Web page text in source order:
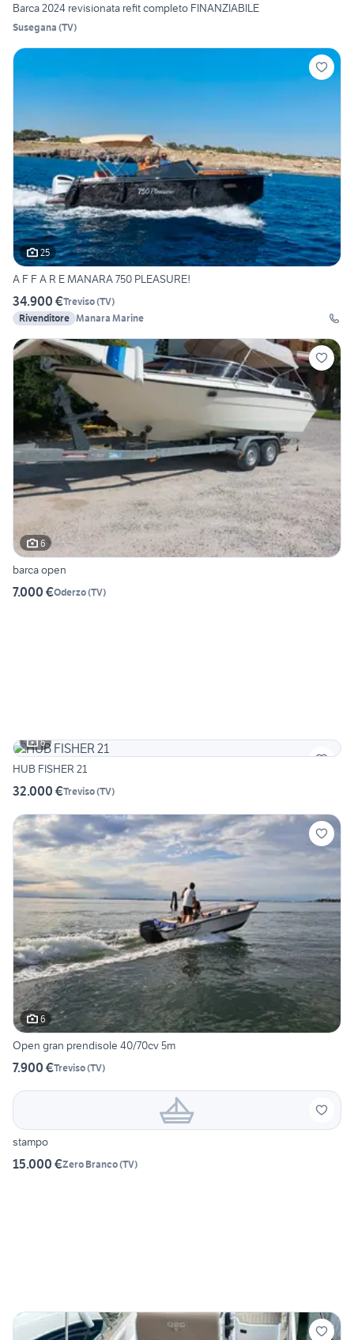
Barca 2024 revisionata refit completo FINANZIABILE
Susegana (TV)
25
A F F A R E MANARA 750 PLEASURE!
34.900 €Treviso(TV)
Rivenditore Manara Marine
6
barca open
7.000 €Oderzo(TV)
6
HUB FISHER 21
32.000 €Treviso(TV)
6
Open gran prendisole 40/70cv 5m
7.900 €Treviso(TV)
stampo
15.000 €Zero Branco(TV)